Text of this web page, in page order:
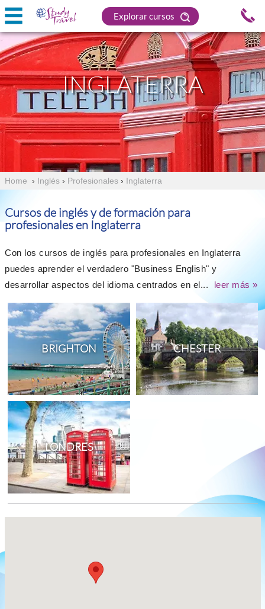
Explorar cursos
INGLATERRA
Home › Inglés › Profesionales › Inglaterra
Cursos de inglés y de formación para
profesionales en Inglaterra
Con los cursos de inglés para profesionales en Inglaterra
puedes aprender el verdadero "Business English" y
desarrollar aspectos del idioma centrados en el...
leer más »
BRIGHTON CHESTER
LONDRES